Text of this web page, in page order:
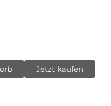
Jetzt kaufen